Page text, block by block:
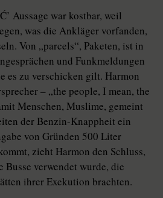
Aussage war kostbar, weil
was die Ankläger vorfanden,
Von „parcels“, Paketen, ist in
und Funkmeldungen
es zu verschicken gilt. Harmon
– „the people, I mean, the
Menschen, Muslime, gemeint
der Benzin-Knappheit ein
von Gründen 500 Liter
zieht Harmon den Schluss,
Busse verwendet wurde, die
ihrer Exekution brachten.